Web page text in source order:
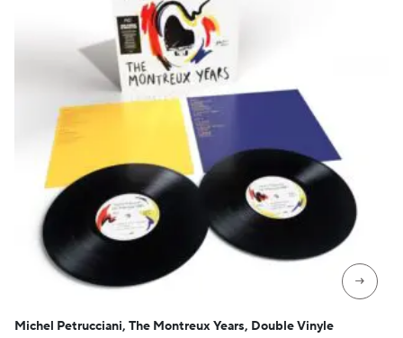
→
Michel Petrucciani, The Montreux Years, Double Vinyle